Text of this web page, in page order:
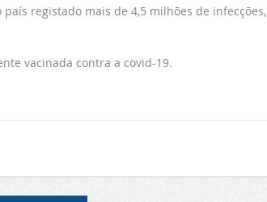
registado mais de 4,5 milhões de infecções,
vacinada contra a covid-19.